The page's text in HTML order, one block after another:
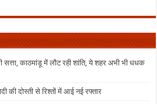
काठमांडू में लौट रही शांति, ये शहर अभी भी धधक
की दोस्ती से रिश्तों में आई नई रफ्तार